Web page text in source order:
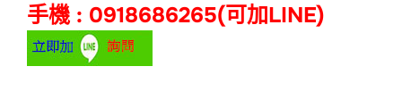
手機 : 0918686265(可加LINE)